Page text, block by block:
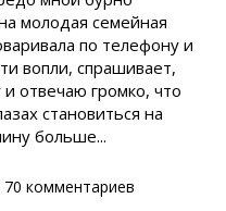
молодая семейная
по телефону и
вопли, спрашивает,
отвечаю громко, что
становиться на
больше...
70 комментариев